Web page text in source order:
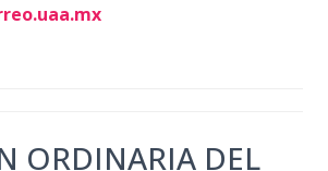
ORDINARIA DEL